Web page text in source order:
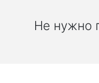
Не нужно